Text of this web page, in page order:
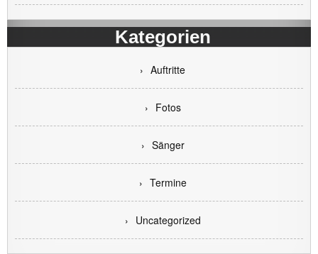
Kategorien
Auftritte
Fotos
Sänger
Termine
Uncategorized